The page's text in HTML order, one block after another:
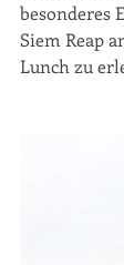
besonderes
Siem Reap
Lunch zu